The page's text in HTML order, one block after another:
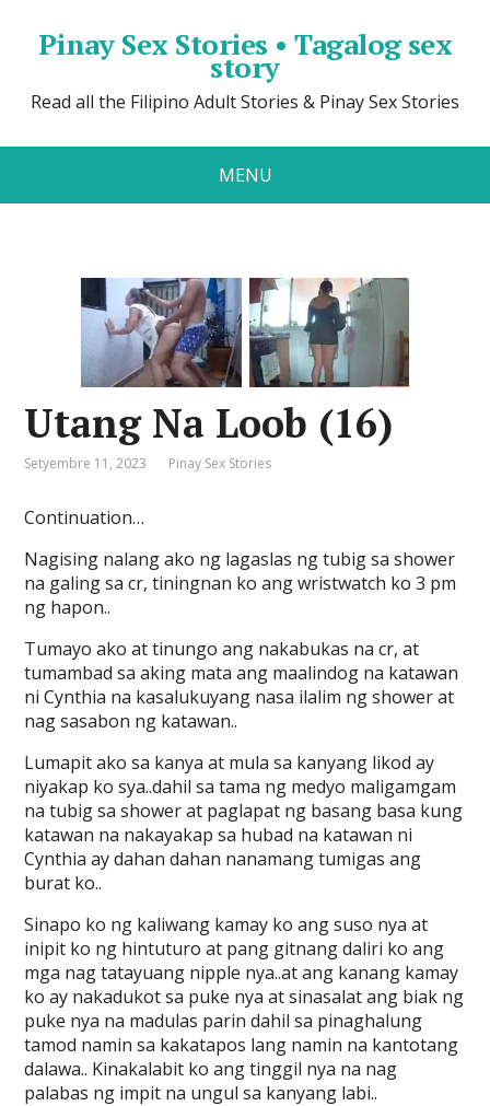
Pinay Sex Stories • Tagalog sex
story
Read all the Filipino Adult Stories & Pinay Sex Stories
MENU
Utang Na Loob (16)
Setyembre 11, 2023 Pinay Sex Stories
Continuation…
Nagising nalang ako ng lagaslas ng tubig sa shower
na galing sa cr, tiningnan ko ang wristwatch ko 3 pm
ng hapon..
Tumayo ako at tinungo ang nakabukas na cr, at
tumambad sa aking mata ang maalindog na katawan
ni Cynthia na kasalukuyang nasa ilalim ng shower at
nag sasabon ng katawan..
Lumapit ako sa kanya at mula sa kanyang likod ay
niyakap ko sya..dahil sa tama ng medyo maligamgam
na tubig sa shower at paglapat ng basang basa kung
katawan na nakayakap sa hubad na katawan ni
Cynthia ay dahan dahan nanamang tumigas ang
burat ko..
Sinapo ko ng kaliwang kamay ko ang suso nya at
inipit ko ng hintuturo at pang gitnang daliri ko ang
mga nag tatayuang nipple nya..at ang kanang kamay
ko ay nakadukot sa puke nya at sinasalat ang biak ng
puke nya na madulas parin dahil sa pinaghalung
tamod namin sa kakatapos lang namin na kantotang
dalawa.. Kinakalabit ko ang tinggil nya na nag
palabas ng impit na ungul sa kanyang labi..